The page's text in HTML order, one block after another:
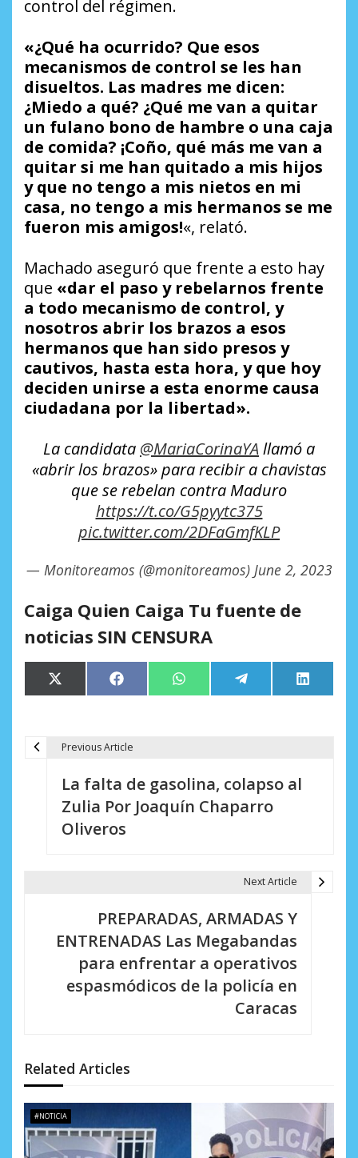
control del régimen.
«¿Qué ha ocurrido? Que esos
mecanismos de control se les han
disueltos. Las madres me dicen:
¿Miedo a qué? ¿Qué me van a quitar
un fulano bono de hambre o una caja
de comida? ¡Coño, qué más me van a
quitar si me han quitado a mis hijos
y que no tengo a mis nietos en mi
casa, no tengo a mis hermanos se me
fueron mis amigos!«, relató.
Machado aseguró que frente a esto hay
que «dar el paso y rebelarnos frente
a todo mecanismo de control, y
nosotros abrir los brazos a esos
hermanos que han sido presos y
cautivos, hasta esta hora, y que hoy
deciden unirse a esta enorme causa
ciudadana por la libertad».
La candidata @MariaCorinaYAllamó a
«abrir los brazos» para recibir a chavistas
que se rebelan contra Maduro
https://t.co/G5pyytc375
pic.twitter.com/2DFaGmfKLP
— Monitoreamos (@monitoreamos) June 2, 2023
Caiga Quien Caiga Tu fuente de
noticias SIN CENSURA
Compartir
en
X
(Twitter)
Compartir
en
Facebook Compartir
en
WhatsApp Compartir
en
Telegram
en
LinkedIn
e
e
n
Previous Article
La falta de gasolina, colapso al
Zulia Por Joaquín Chaparro
Oliveros
Next Article
PREPARADAS, ARMADAS Y
ENTRENADAS Las Megabandas
para enfrentar a operativos
espasmódicos de la policía en
Caracas
Related Articles
#NOTICIA